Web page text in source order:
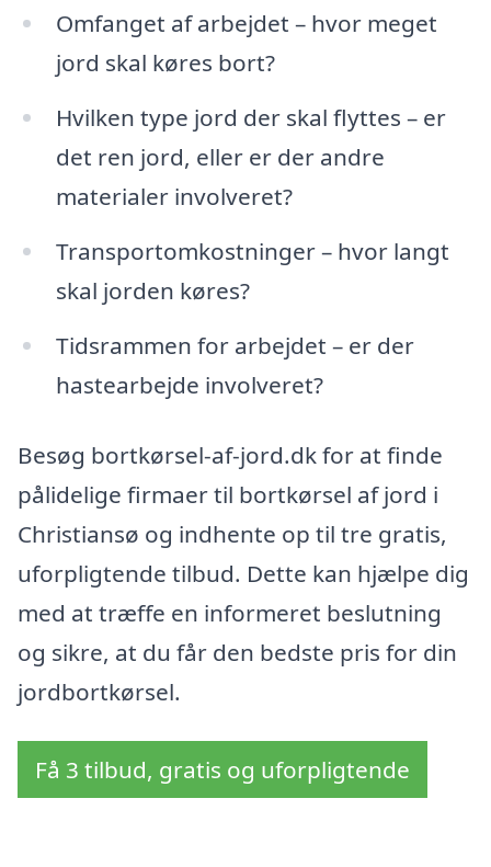
Omfanget af arbejdet – hvor meget
jord skal køres bort?
Hvilken type jord der skal flyttes – er
det ren jord, eller er der andre
materialer involveret?
Transportomkostninger – hvor langt
skal jorden køres?
Tidsrammen for arbejdet – er der
hastearbejde involveret?
Besøg bortkørsel-af-jord.dk for at finde
pålidelige firmaer til bortkørsel af jord i
Christiansø og indhente op til tre gratis,
uforpligtende tilbud. Dette kan hjælpe dig
med at træffe en informeret beslutning
og sikre, at du får den bedste pris for din
jordbortkørsel.
Få 3 tilbud, gratis og uforpligtende